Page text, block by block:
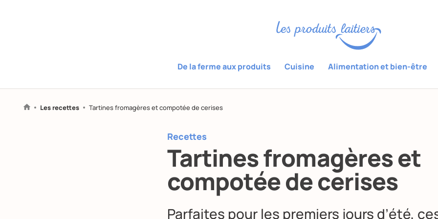
De la ferme aux produits Cuisine Alimentation et bien-être
Les recettes Tartines fromagères et compotée de cerises
Recettes
Tartines fromagères et
compotée de cerises
Parfaites pour les premiers jours d’été,